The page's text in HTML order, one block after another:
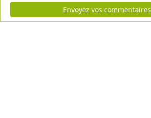
Envoyez vos commentaires